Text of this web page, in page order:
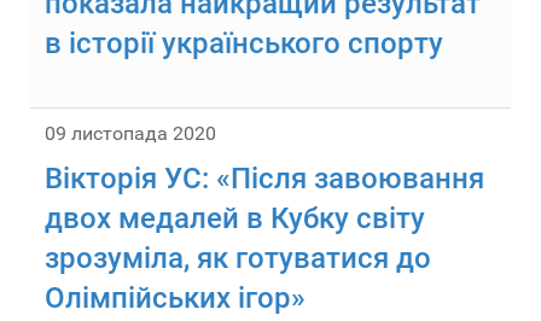
в історії українського спорту
09 листопада 2020
Вікторія УС: «Після завоювання
двох медалей в Кубку світу
зрозуміла, як готуватися до
Олімпійських ігор»